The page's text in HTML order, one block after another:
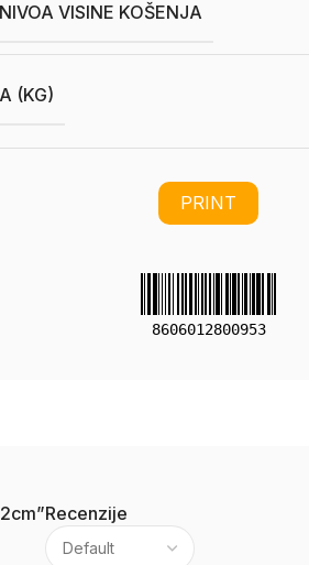
VISINE KOŠENJA
(KG)
PRINT
8606012800953
Recenzije